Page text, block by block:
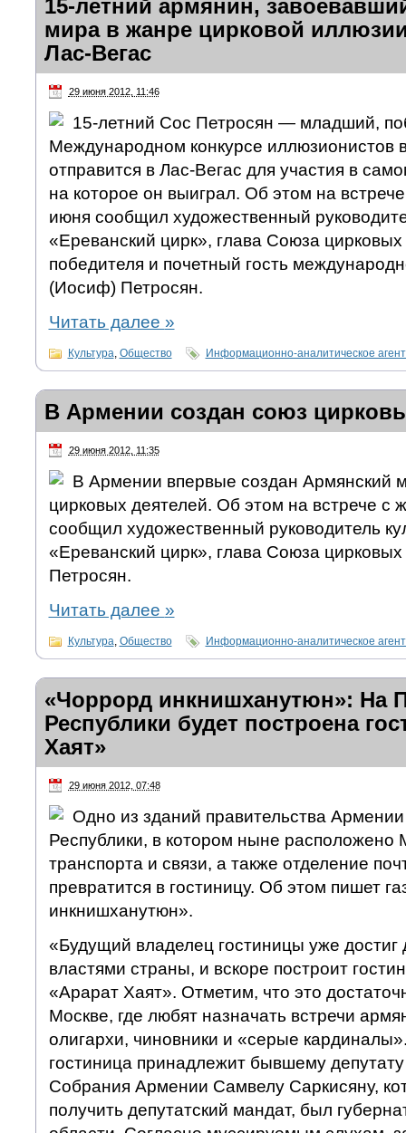
15-летний армянин,
мира в жанре цирковой
Лас-Вегас
29 июня 2012, 11:46
15-летний Сос Петросян — младший,
Международном конкурсе иллюзионистов
отправится в Лас-Вегас для участия в
на которое он выиграл. Об этом на
июня сообщил художественный
«Ереванский цирк», глава Союза
победителя и почетный гость
(Иосиф) Петросян.
Читать далее »
Культура, Общество Информационно-аналитическое
В Армении создан союз
29 июня 2012, 11:35
В Армении впервые создан Армянский
цирковых деятелей. Об этом на встрече с
сообщил художественный руководитель
«Ереванский цирк», глава Союза
Петросян.
Читать далее »
Культура, Общество Информационно-аналитическое
«Чоррорд инкнишханутюн»: На
Республики будет построена
Хаят»
29 июня 2012, 07:48
Одно из зданий правительства
Республики, в котором ныне расположено
транспорта и связи, а также отделение
превратится в гостиницу. Об этом пишет
инкнишханутюн».
«Будущий владелец гостиницы уже достиг
властями страны, и вскоре построит
«Арарат Хаят». Отметим, что это
Москве, где любят назначать встречи
олигархи, чиновники и «серые
гостиница принадлежит бывшему
Собрания Армении Самвелу Саркисяну,
получить депутатский мандат, был